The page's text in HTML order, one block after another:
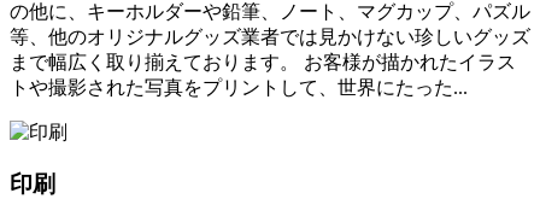
の他に、キーホルダーや鉛筆、ノート、マグカップ、パズル
等、他のオリジナルグッズ業者では見かけない珍しいグッズ
まで幅広く取り揃えております。 お客様が描かれたイラス
トや撮影された写真をプリントして、世界にたった...
印刷